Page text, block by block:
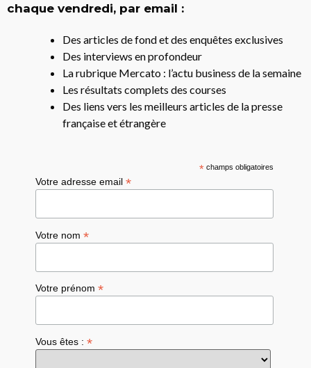
chaque vendredi, par email :
Des articles de fond et des enquêtes exclusives
Des interviews en profondeur
La rubrique Mercato : l’actu business de la semaine
Les résultats complets des courses
Des liens vers les meilleurs articles de la presse
française et étrangère
*champs obligatoires
Votre adresse email*
Votre nom*
Votre prénom*
Vous êtes :*